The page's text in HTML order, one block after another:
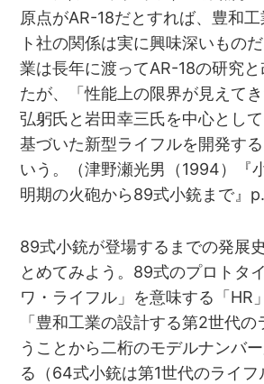
原点がAR-18だとすれば、豊和
ト社の関係は実に興味深いもの
業は長年に渡ってAR-18の研究と
たが、「性能上の限界が見えて
弘躬氏と岩田幸三氏を中心とし
基づいた新型ライフルを開発す
いう。（津野瀬光男（1994）『
明期の火砲から89式小銃まで』
89式小銃が登場するまでの発展
とめてみよう。89式のプロトタ
ワ・ライフル」を意味する「HR
「豊和工業の設計する第2世代
うことから二桁のモデルナンバ
る（64式小銃は第1世代のライフ